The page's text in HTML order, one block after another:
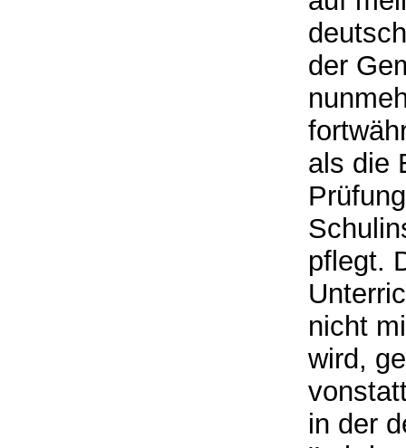
der
als die
pflegt.
nicht
wird,
in der